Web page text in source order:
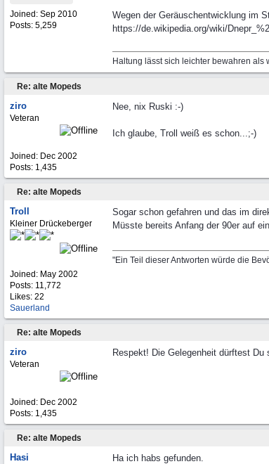
Joined: Sep 2010
Posts: 5,259
Wegen der Geräuschentwicklung im
https://de.wikipedia.org/wiki/
Haltung lässt sich leichter bewahren als
Re: alte Mopeds
ziro
Veteran
Joined: Dec 2002
Posts: 1,435
Nee, nix Ruski :-)
Ich glaube, Troll weiß es schon...;-)
Re: alte Mopeds
Troll
Kleiner Drückeberger
Joined: May 2002
Posts: 11,772
Likes: 22
Sauerland
Sogar schon gefahren und das im
Müsste bereits Anfang der 90er auf
"Ein Teil dieser Antworten würde die
Re: alte Mopeds
ziro
Veteran
Joined: Dec 2002
Posts: 1,435
Respekt! Die Gelegenheit dürftest
Re: alte Mopeds
Hasi Ha ich habs gefunden.